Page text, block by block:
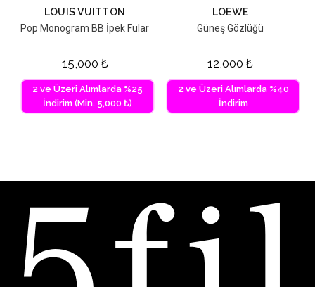
LOUIS VUITTON
Pop Monogram BB İpek Fular
15,000 ₺
2 ve Üzeri Alımlarda %25
İndirim (Min. 5,000 ₺)
LOEWE
Güneş Gözlüğü
12,000 ₺
2 ve Üzeri Alımlarda %40
İndirim